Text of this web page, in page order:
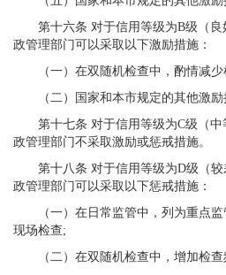
第十六条 对于信用等级为B级（良
政管理部门可以采取以下激励措施：
（一）在双随机检查中，酌情减少
（二）国家和本市规定的其他激励
第十七条 对于信用等级为C级（中
政管理部门不采取激励或惩戒措施。
第十八条 对于信用等级为D级（较
政管理部门可以采取以下惩戒措施：
（一）在日常监管中，列为重点监
现场检查;
（二）在双随机检查中，增加检查